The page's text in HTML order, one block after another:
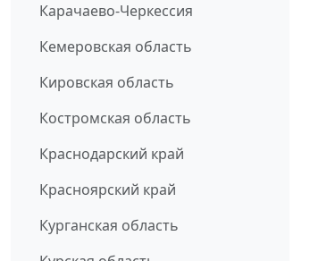
Карачаево-Черкессия
Кемеровская область
Кировская область
Костромская область
Краснодарский край
Красноярский край
Курганская область